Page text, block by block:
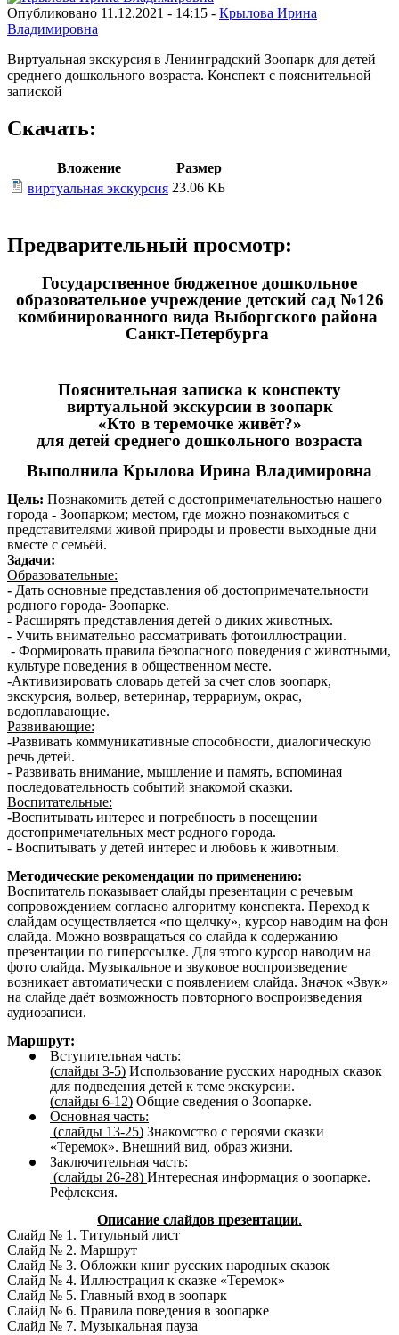
Опубликовано 11.12.2021 - 14:15 - Крылова Ирина
Владимировна
Виртуальная экскурсия в Ленинградский Зоопарк для детей
среднего дошкольного возраста. Конспект с пояснительной
запиской
Скачать:
Вложение
Размер
виртуальная экскурсия 23.06 КБ
Предварительный просмотр:
Государственное бюджетное дошкольное
образовательное учреждение детский сад №126
комбинированного вида Выборгского района
Санкт-Петербурга
Пояснительная записка к конспекту
виртуальной экскурсии в зоопарк
«Кто в теремочке живёт?»
для детей среднего дошкольного возраста
Выполнила Крылова Ирина Владимировна
Цель: Познакомить детей с достопримечательностью нашего
города - Зоопарком; местом, где можно познакомиться с
представителями живой природы и провести выходные дни
вместе с семьёй.
Задачи:
Образовательные:
- Дать основные представления об достопримечательности
родного города- Зоопарке.
- Расширять представления детей о диких животных.
- Учить внимательно рассматривать фотоиллюстрации.
- Формировать правила безопасного поведения с животными,
культуре поведения в общественном месте.
-Активизировать словарь детей за счет слов зоопарк,
экскурсия, вольер, ветеринар, террариум, окрас,
водоплавающие.
Развивающие:
-Развивать коммуникативные способности, диалогическую
речь детей.
- Развивать внимание, мышление и память, вспоминая
последовательность событий знакомой сказки.
Воспитательные:
-Воспитывать интерес и потребность в посещении
достопримечательных мест родного города.
- Воспитывать у детей интерес и любовь к животным.
Методические рекомендации по применению:
Воспитатель показывает слайды презентации с речевым
сопровождением согласно алгоритму конспекта. Переход к
слайдам осуществляется «по щелчку», курсор наводим на фон
слайда. Можно возвращаться со слайда к содержанию
презентации по гиперссылке. Для этого курсор наводим на
фото слайда. Музыкальное и звуковое воспроизведение
возникает автоматически с появлением слайда. Значок «Звук»
на слайде даёт возможность повторного воспроизведения
аудиозаписи.
Маршрут:
Вступительная часть:
(слайды 3-5) Использование русских народных сказок
для подведения детей к теме экскурсии.
(слайды 6-12) Общие сведения о Зоопарке.
Основная часть:
(слайды 13-25) Знакомство с героями сказки
«Теремок». Внешний вид, образ жизни.
Заключительная часть:
(слайды 26-28) Интересная информация о зоопарке.
Рефлексия.
Описание слайдов презентации.
Слайд № 1. Титульный лист
Слайд № 2. Маршрут
Слайд № 3. Обложки книг русских народных сказок
Слайд № 4. Иллюстрация к сказке «Теремок»
Слайд № 5. Главный вход в зоопарк
Слайд № 6. Правила поведения в зоопарке
Слайд № 7. Музыкальная пауза